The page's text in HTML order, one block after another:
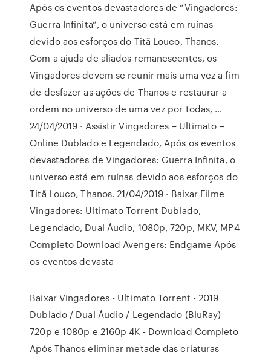
Após os eventos devastadores de “Vingadores:
Guerra Infinita”, o universo está em ruínas
devido aos esforços do Titã Louco, Thanos.
Com a ajuda de aliados remanescentes, os
Vingadores devem se reunir mais uma vez a fim
de desfazer as ações de Thanos e restaurar a
ordem no universo de uma vez por todas, …
24/04/2019 · Assistir Vingadores – Ultimato –
Online Dublado e Legendado, Após os eventos
devastadores de Vingadores: Guerra Infinita, o
universo está em ruínas devido aos esforços do
Titã Louco, Thanos. 21/04/2019 · Baixar Filme
Vingadores: Ultimato Torrent Dublado,
Legendado, Dual Áudio, 1080p, 720p, MKV, MP4
Completo Download Avengers: Endgame Após
os eventos devasta
Baixar Vingadores - Ultimato Torrent - 2019
Dublado / Dual Áudio / Legendado (BluRay)
720p e 1080p e 2160p 4K - Download Completo
Após Thanos eliminar metade das criaturas